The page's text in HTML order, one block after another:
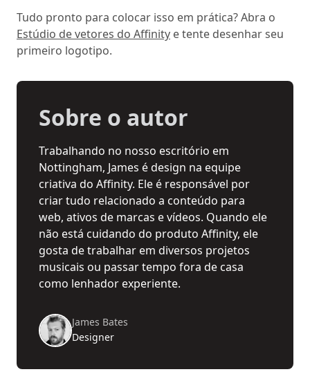
Tudo pronto para colocar isso em prática? Abra o
Estúdio de vetores do Affinity e tente desenhar seu
primeiro logotipo.
Sobre o autor
Trabalhando no nosso escritório em
Nottingham, James é design na equipe
criativa do Affinity. Ele é responsável por
criar tudo relacionado a conteúdo para
web, ativos de marcas e vídeos. Quando ele
não está cuidando do produto Affinity, ele
gosta de trabalhar em diversos projetos
musicais ou passar tempo fora de casa
como lenhador experiente.
James Bates
Designer